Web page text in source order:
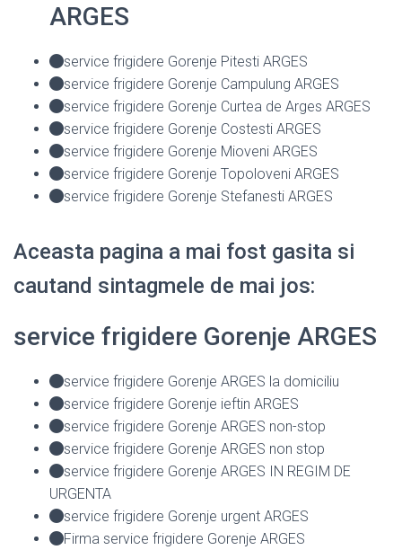
ARGES
service frigidere Gorenje Pitesti ARGES
service frigidere Gorenje Campulung ARGES
service frigidere Gorenje Curtea de Arges ARGES
service frigidere Gorenje Costesti ARGES
service frigidere Gorenje Mioveni ARGES
service frigidere Gorenje Topoloveni ARGES
service frigidere Gorenje Stefanesti ARGES
Aceasta pagina a mai fost gasita si
cautand sintagmele de mai jos:
service frigidere Gorenje ARGES
service frigidere Gorenje ARGES la domiciliu
service frigidere Gorenje ieftin ARGES
service frigidere Gorenje ARGES non-stop
service frigidere Gorenje ARGES non stop
service frigidere Gorenje ARGES IN REGIM DE
URGENTA
service frigidere Gorenje urgent ARGES
Firma service frigidere Gorenje ARGES